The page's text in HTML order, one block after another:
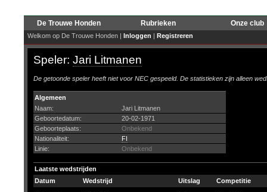
De Trouwe Honden Rubrieken Onze club
Welkom op De Trouwe Honden | Inloggen | Registreren
Speler: Jari Litmanen
De getoonde speler heeft niet voor NEC gespeeld. De statistieken zijn alleen
Algemeen
Naam:
Jari Litmanen
Geboortedatum:
20-02-1971
Geboorteplaats:
Onbekend
Nationaliteit:
FI
Linie:
Onbekend
Laatste wedstrijden
Datum
Wedstrijd Uitslag Competitie